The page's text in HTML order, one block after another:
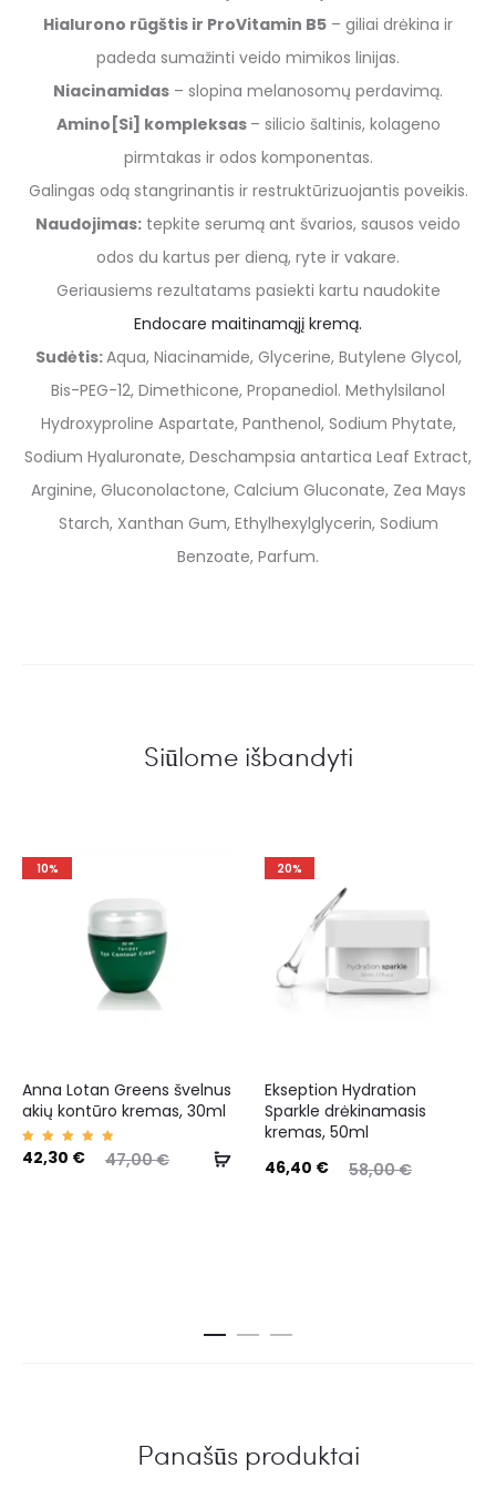
Hialurono rūgštis ir ProVitamin B5 – giliai drėkina ir
padeda sumažinti veido mimikos linijas.
Niacinamidas – slopina melanosomų perdavimą.
Amino[Si] kompleksas – silicio šaltinis, kolageno
pirmtakas ir odos komponentas.
Galingas odą stangrinantis ir restruktūrizuojantis poveikis.
Naudojimas: tepkite serumą ant švarios, sausos veido
odos du kartus per dieną, ryte ir vakare.
Geriausiems rezultatams pasiekti kartu naudokite
Endocare maitinamąjį kremą.
Sudėtis:Aqua, Niacinamide, Glycerine, Butylene Glycol,
Bis-PEG-12, Dimethicone, Propanediol. Methylsilanol
Hydroxyproline Aspartate, Panthenol, Sodium Phytate,
Sodium Hyaluronate, Deschampsia antartica Leaf Extract,
Arginine, Gluconolactone, Calcium Gluconate, Zea Mays
Starch, Xanthan Gum, Ethylhexylglycerin, Sodium
Benzoate, Parfum.
Siūlome išbandyti
10%
Anna Lotan Greens švelnus
akių kontūro kremas, 30ml
Įvertin
imas:
47,00€
42,30 €
20%
Ekseption Hydration
Sparkle drėkinamasis
kremas, 50ml
58,00€
46,40 €
Panašūs produktai